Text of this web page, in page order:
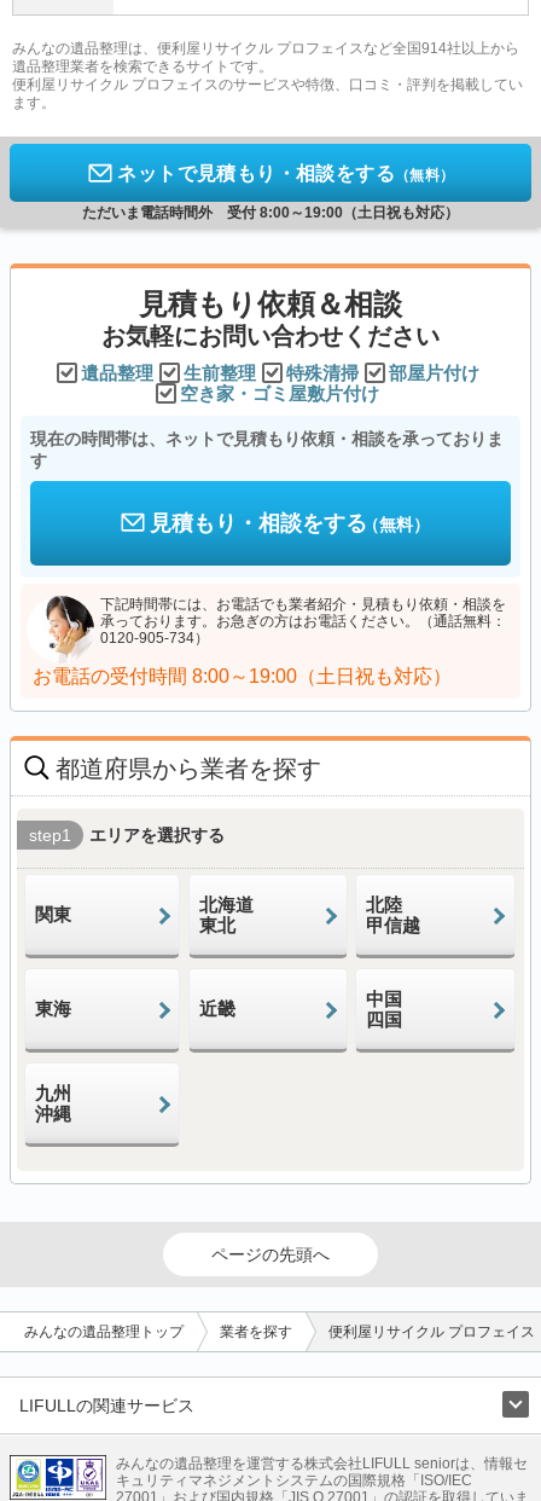
みんなの遺品整理は、便利屋リサイクル プロフェイスなど全国914社以上から
遺品整理業者を検索できるサイトです。
便利屋リサイクル プロフェイスのサービスや特徴、口コミ・評判を掲載してい
ます。
ネットで見積もり・相談をする （無料）
ただいま電話時間外 受付 8:00～19:00（土日祝も対応）
見積もり依頼＆相談
お気軽にお問い合わせください
遺品整理 生前整理 特殊清掃
部屋片付け
空き家・ゴミ屋敷片付け
現在の時間帯は、ネットで見積もり依頼・相談を承っておりま
す
見積もり・相談をする（無料）
下記時間帯には、お電話でも業者紹介・見積もり依頼・相談を
承っております。お急ぎの方はお電話ください。（通話無料：
0120-905-734）
お電話の受付時間 8:00～19:00（土日祝も対応）
都道府県から業者を探す
step1 エリアを選択する
関東
北海道
東北
北陸
甲信越
東海 近畿
中国
四国
九州
沖縄
ページの先頭へ
みんなの遺品整理トップ 業者を探す 便利屋リサイクル プロフェイス
LIFULLの関連サービス
不動産・住宅
引越し 老人ホーム 地方創生
ママの就労支援
不動産クラウドファンディング 遺品整理 老後の暮らし情報
みんなの遺品整理を運営する株式会社LIFULL seniorは、情報セ
キュリティマネジメントシステムの国際規格「ISO/IEC
27001」および国内規格「JIS Q 27001」の認証を取得していま